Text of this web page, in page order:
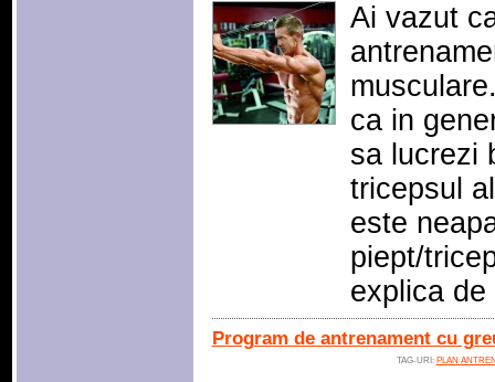
Ai vazut
ca in
sa lucrezi
tricepsul
este
piept/
explica
Program de antrenament cu
TAG-URI: PLAN